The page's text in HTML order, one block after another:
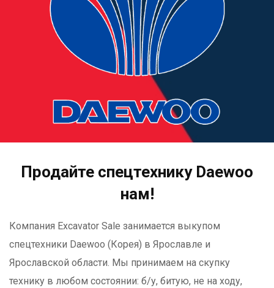
Продайте спецтехнику Daewoo
нам!
Компания Excavator Sale занимается выкупом
спецтехники Daewoo (Корея) в Ярославле и
Ярославской области. Мы принимаем на скупку
технику в любом состоянии: б/у, битую, не на ходу,